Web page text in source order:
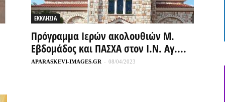
ΕΚΚΛΗΣΙΑ
Πρόγραμμα Ιερών ακολουθιών Μ.
Εβδομάδος και ΠΑΣΧΑ στον Ι.Ν. Αγ....
APARASKEVI-IMAGES.GR - 08/04/2023